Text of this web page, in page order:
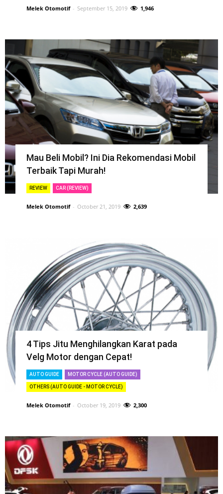
Melek Otomotif - September 15, 2019 1,946
Mau Beli Mobil? Ini Dia Rekomendasi Mobil
Terbaik Tapi Murah!
REVIEW CAR (REVIEW)
Melek Otomotif - October 21, 2019 2,639
4 Tips Jitu Menghilangkan Karat pada
Velg Motor dengan Cepat!
AUTO GUIDE MOTOR CYCLE (AUTO GUIDE)
OTHERS (AUTO GUIDE - MOTOR CYCLE)
Melek Otomotif - October 19, 2019 2,300